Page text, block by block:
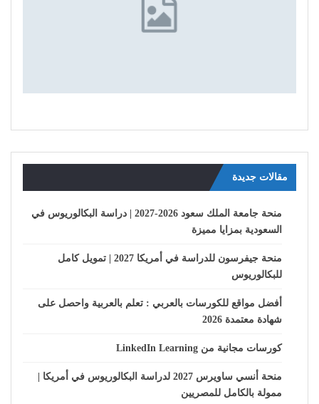
مقالات جديدة
منحة جامعة الملك سعود 2026-2027 | دراسة البكالوريوس في
السعودية بمزايا مميزة
منحة جيفرسون للدراسة في أمريكا 2027 | تمويل كامل
للبكالوريوس
أفضل مواقع للكورسات بالعربي : تعلم بالعربية واحصل على
شهادة معتمدة 2026
كورسات مجانية من LinkedIn Learning
منحة أنسي ساويرس 2027 لدراسة البكالوريوس في أمريكا |
ممولة بالكامل للمصريين